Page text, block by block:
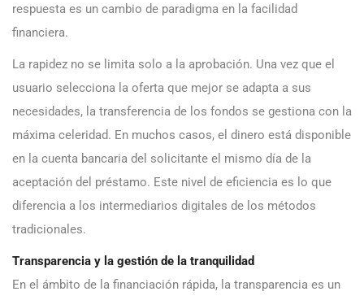
respuesta es un cambio de paradigma en la facilidad
financiera.
La rapidez no se limita solo a la aprobación. Una vez que el
usuario selecciona la oferta que mejor se adapta a sus
necesidades, la transferencia de los fondos se gestiona con la
máxima celeridad. En muchos casos, el dinero está disponible
en la cuenta bancaria del solicitante el mismo día de la
aceptación del préstamo. Este nivel de eficiencia es lo que
diferencia a los intermediarios digitales de los métodos
tradicionales.
Transparencia y la gestión de la tranquilidad
En el ámbito de la financiación rápida, la transparencia es un